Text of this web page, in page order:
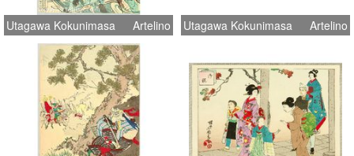
Utagawa Kokunimasa Artelino Utagawa Kokunimasa Artelino